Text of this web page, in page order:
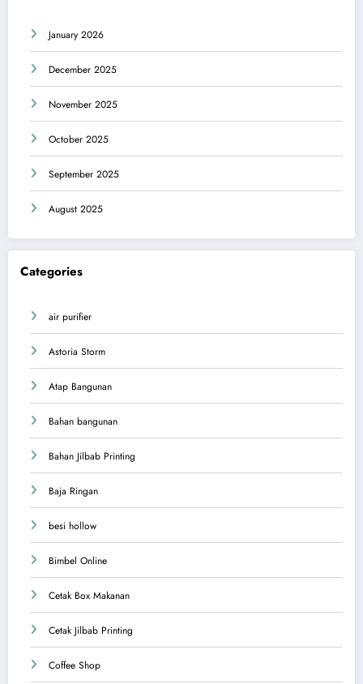
January 2026
December 2025
November 2025
October 2025
September 2025
August 2025
Categories
air purifier
Astoria Storm
Atap Bangunan
Bahan bangunan
Bahan Jilbab Printing
Baja Ringan
besi hollow
Bimbel Online
Cetak Box Makanan
Cetak Jilbab Printing
Coffee Shop